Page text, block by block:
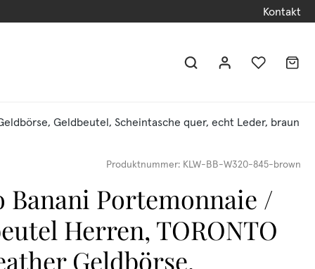
Kontakt
Geldbeutel, Scheintasche quer, echt Leder, braun
Produktnummer: KLW-BB-W320-845-brown
Banani Portemonnaie /
Herren, TORONTO
Geldbörse,